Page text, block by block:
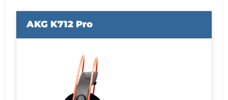
AKG K712 Pro